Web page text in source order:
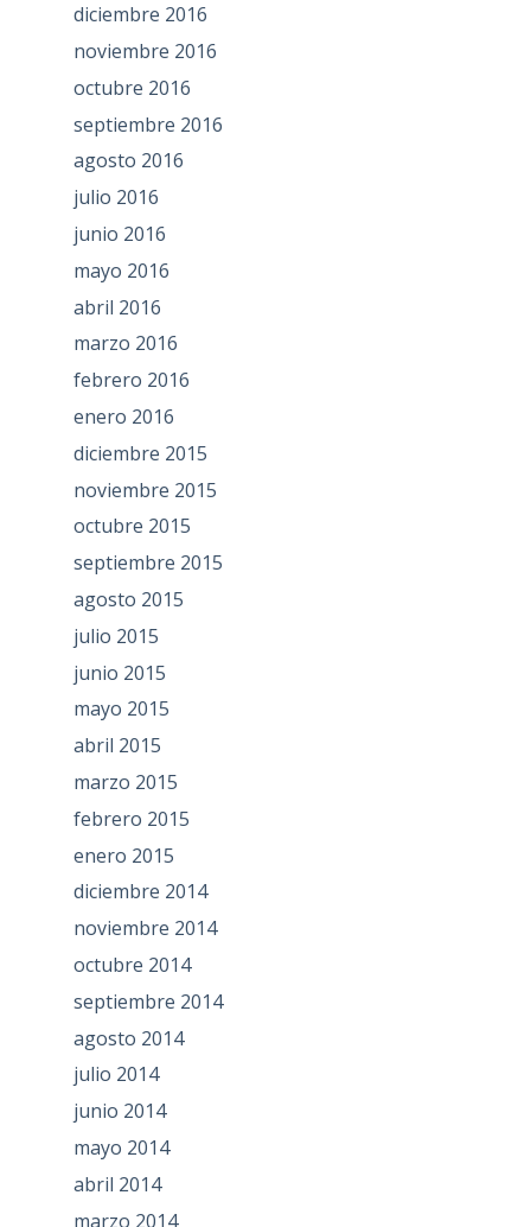
diciembre 2016
noviembre 2016
octubre 2016
septiembre 2016
agosto 2016
julio 2016
junio 2016
mayo 2016
abril 2016
marzo 2016
febrero 2016
enero 2016
diciembre 2015
noviembre 2015
octubre 2015
septiembre 2015
agosto 2015
julio 2015
junio 2015
mayo 2015
abril 2015
marzo 2015
febrero 2015
enero 2015
diciembre 2014
noviembre 2014
octubre 2014
septiembre 2014
agosto 2014
julio 2014
junio 2014
mayo 2014
abril 2014
marzo 2014